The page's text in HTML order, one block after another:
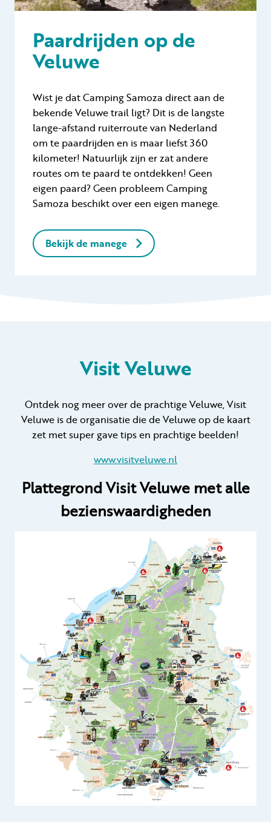
Paardrijden op de
Veluwe
Wist je dat Camping Samoza direct aan de
bekende Veluwe trail ligt? Dit is de langste
lange-afstand ruiterroute van Nederland
om te paardrijden en is maar liefst 360
kilometer! Natuurlijk zijn er zat andere
routes om te paard te ontdekken! Geen
eigen paard? Geen probleem Camping
Samoza beschikt over een eigen manege.
Bekijk de manege
Visit Veluwe
Ontdek nog meer over de prachtige Veluwe, Visit
Veluwe is de organisatie die de Veluwe op de kaart
zet met super gave tips en prachtige beelden!
www.visitveluwe.nl
Plattegrond Visit Veluwe met alle
bezienswaardigheden